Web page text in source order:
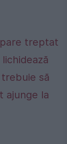
treptat
să
ajunge la